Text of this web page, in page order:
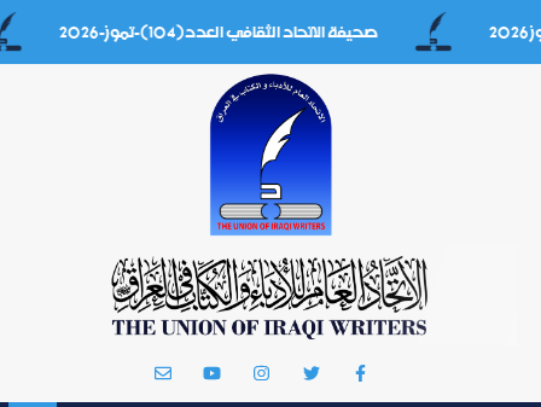
صحيفة الاتحاد الثقافي العدد(104)-تموز-2026